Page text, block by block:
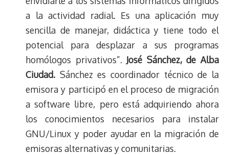
a la actividad radial. Es una aplicación muy
sencilla de manejar, didáctica y tiene todo el
potencial para desplazar a sus programas
homólogos privativos”. José Sánchez, de Alba
Ciudad. Sánchez es coordinador técnico de la
emisora y participó en el proceso de migración
a software libre, pero está adquiriendo ahora
los conocimientos necesarios para instalar
GNU/Linux y poder ayudar en la migración de
emisoras alternativas y comunitarias.